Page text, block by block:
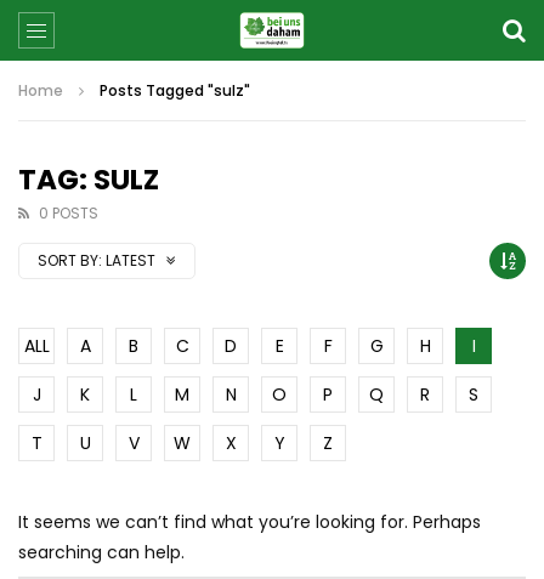
Home Posts Tagged "sulz"
TAG: SULZ
0 POSTS
SORT BY: LATEST
ALL A B C D E F G H
I
J
K L M N O P Q R
S
T
U V W X Y Z
It seems we can’t find what you’re looking for. Perhaps
searching can help.